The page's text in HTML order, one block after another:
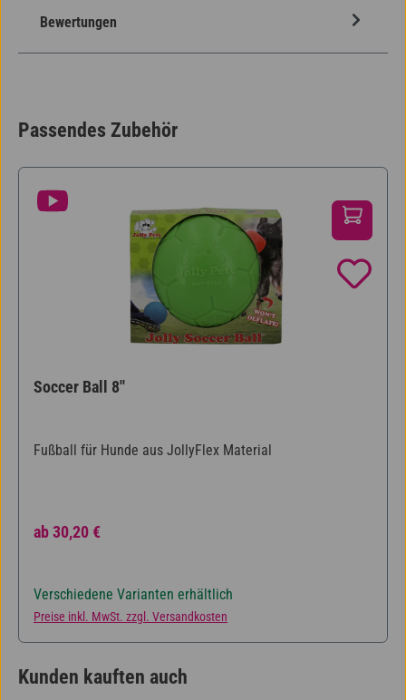
Bewertungen
Passendes Zubehör
Soccer Ball 8''
Fußball für Hunde aus JollyFlex Material
Regulärer Preis:
ab30,20 €
Verschiedene Varianten erhältlich
Preise inkl. MwSt. zzgl. Versandkosten
Kunden kauften auch